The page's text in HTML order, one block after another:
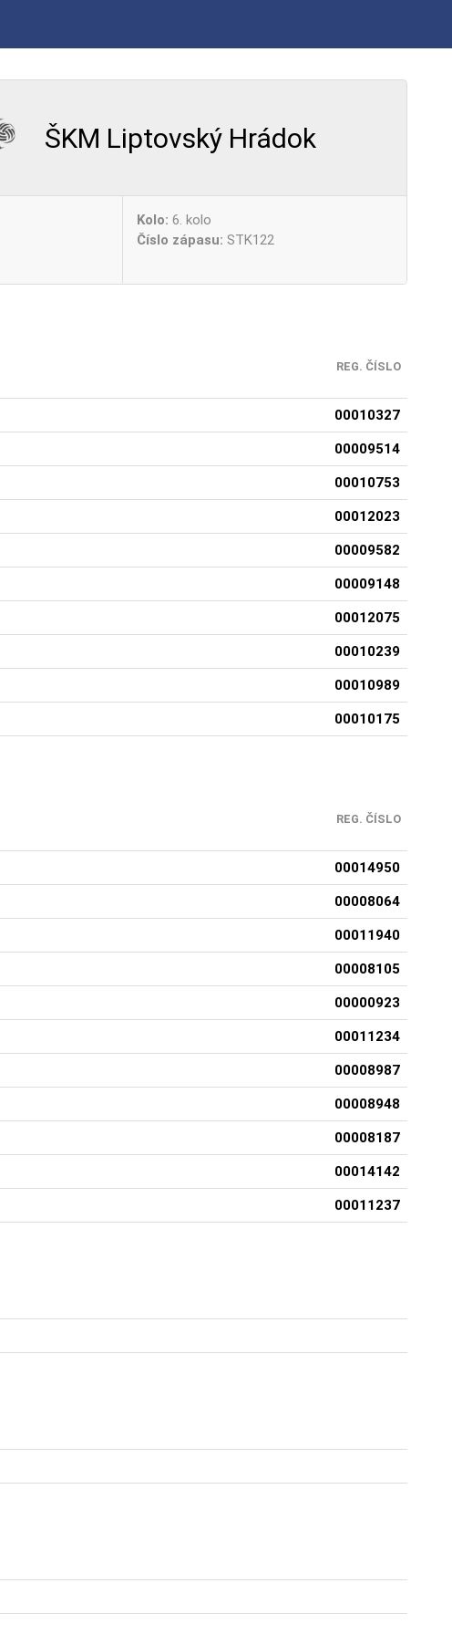
ŠKM Liptovský Hrádok
Kolo: 6. kolo
Číslo zápasu: STK122
REG. ČÍSLO
00010327
00009514
00010753
00012023
00009582
00009148
00012075
00010239
00010989
00010175
REG. ČÍSLO
00014950
00008064
00011940
00008105
00000923
00011234
00008987
00008948
00008187
00014142
00011237